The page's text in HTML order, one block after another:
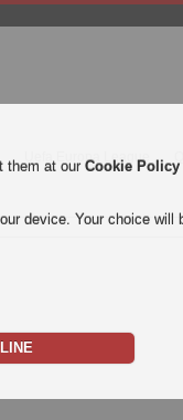
Uefa Europa League
them at our Cookie Policy
device. Your choice will